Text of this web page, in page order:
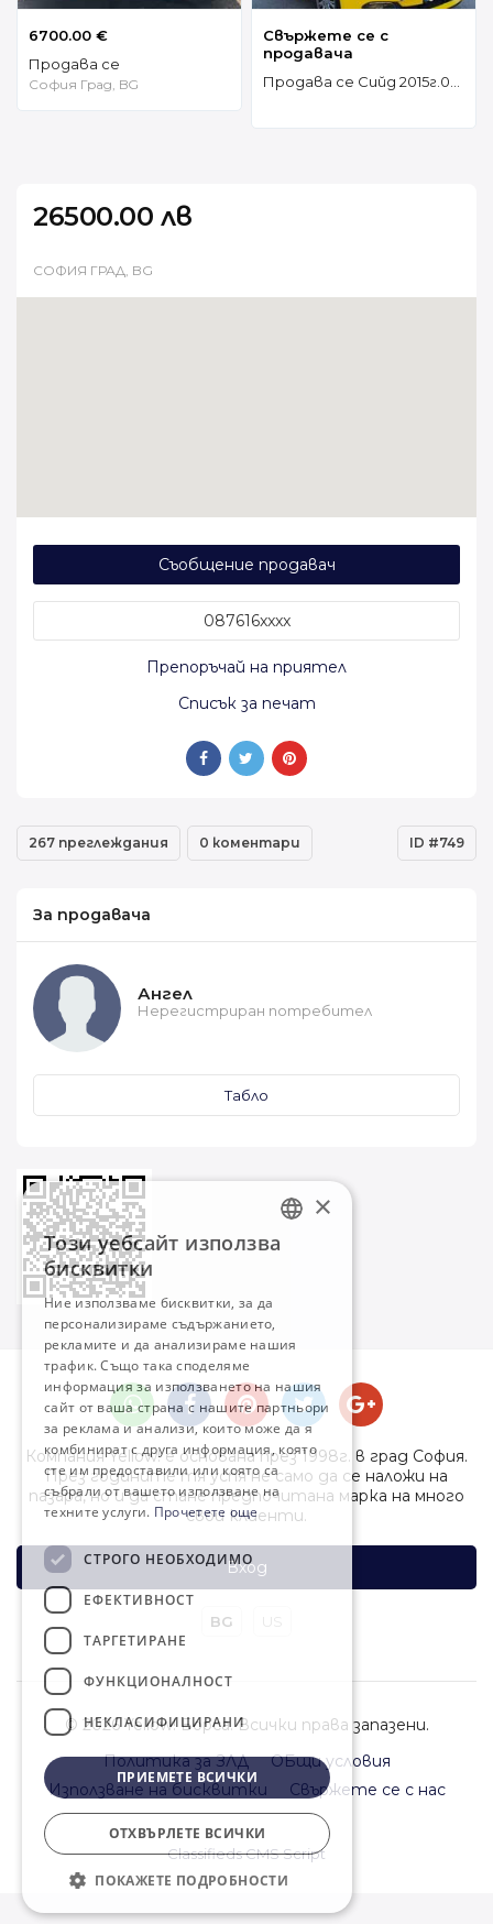
6700.00 €
Продава се
София Град, BG
Свържете се с
продавача
26500.00 лв
СОФИЯ ГРАД, BG
Съобщение продавач
087616xxxx
Препоръчай на приятел
Списък за печат
267 преглеждания 0 коментари ID #749
За продавача
Ангел
Нерегистриран потребител
Табло
Компания Yellow! е основана през 1998г. в град София.
През годините тя успя не само да се наложи на
пазара, но и да стане предпочитана марка на много
свои клиенти.
Вход
BG
© 2026 Yellow! Борса. Всички права запазени.
Политика за ЗЛД
ОБщи условия
Използване на бисквитки
Свържете се с нас
Classifieds CMS Script
BULGARIAN
×
Този уебсайт използва
бисквитки
Ние използваме бисквитки, за да
персонализираме съдържанието,
рекламите и да анализираме нашия
трафик. Също така споделяме
информация за използването на нашия
сайт от ваша страна с нашите партньори
за реклама и анализи, които може да я
комбинират с друга информация, която
сте им предоставили или която са
събрали от вашето използване на
техните услуги. Прочетете още
СТРОГО НЕОБХОДИМО
ЕФЕКТИВНОСТ
ТАРГЕТИРАНЕ
ФУНКЦИОНАЛНОСТ
НЕКЛАСИФИЦИРАНИ
ПРИЕМЕТЕ ВСИЧКИ
ОТХВЪРЛЕТЕ ВСИЧКИ
ПОКАЖЕТЕ ПОДРОБНОСТИ